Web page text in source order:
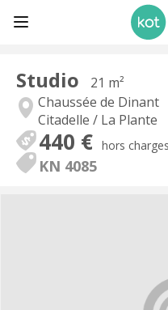
Studio
21 m²
Chaussée de Dinant
Citadelle / La Plante
440 € hors charges
KN 4085